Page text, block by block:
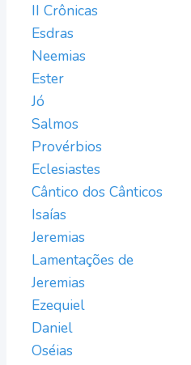
II Crônicas
Esdras
Neemias
Ester
Jó
Salmos
Provérbios
Eclesiastes
Cântico dos Cânticos
Isaías
Jeremias
Lamentações de
Jeremias
Ezequiel
Daniel
Oséias